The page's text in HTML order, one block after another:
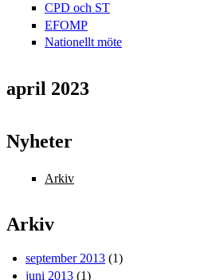
CPD och ST
EFOMP
Nationellt möte
april 2023
Nyheter
Arkiv
Arkiv
september 2013 (1)
juni 2013 (1)